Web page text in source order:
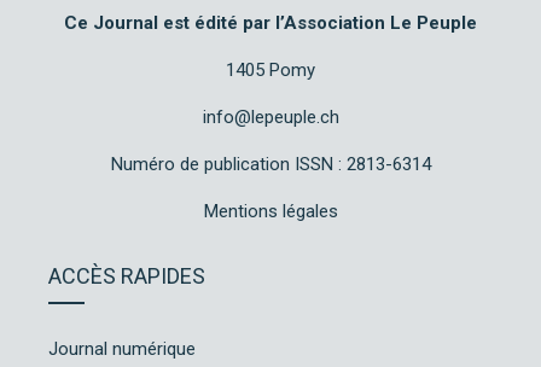
Ce Journal est édité par l’Association Le Peuple
1405 Pomy
info@lepeuple.ch
Numéro de publication ISSN : 2813-6314
Mentions légales
ACCÈS RAPIDES
Journal numérique